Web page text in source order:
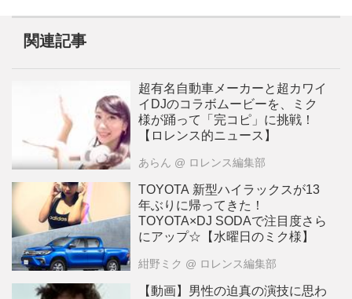
関連記事
超有名自動車メーカーと超カワイ
イDJのコラボムービーを、ミク
様が踊って「完コピ」に挑戦！
【ロレンス的ニュース】
あらん @ ロレンス編集部
TOYOTA 新型ハイラックスが13
年ぶりに帰ってきた！
TOYOTA×DJ SODAで注目度さら
にアップ☆【水曜日のミク様】
紺野ミク @ ロレンス編集部
【動画】男性の迫真の演技に思わ